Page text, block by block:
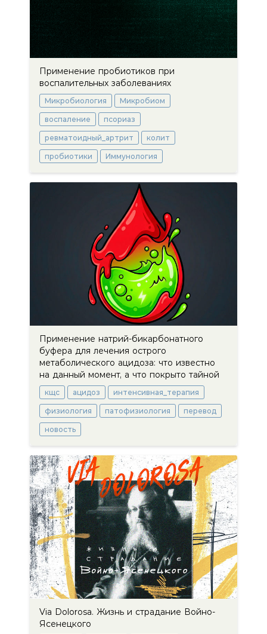
Применение пробиотиков при
воспалительных заболеваниях
Микробиология Микробиом
воспаление псориаз
ревматоидный_артрит колит
пробиотики Иммунология
Применение натрий-бикарбонатного
буфера для лечения острого
метаболического ацидоза: что известно
на данный момент, а что покрыто тайной
кщс ацидоз интенсивная_терапия
физиология патофизиология перевод
новость
Via Dolorosa. Жизнь и страдание Войно-
Ясенецкого